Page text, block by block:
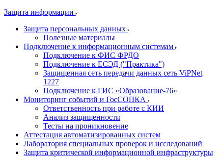
Защита информации
Защита персональных данных
Полезные материалы
Подключение к информационным системам
Подключение к ФИС ФРДО
Подключение к ЕСЭД ("Практика")
Защищенная сеть передачи данных сеть ViPNet
1227
Подключение к ГИС «Образование-76»
Мониторинг событий и ГосСОПКА
Ответственность при работе с КИИ
Анализ защищенности
Тесты на проникновение
Аттестация автоматизированных систем
Лаборатория специальных проверок и исследований
Защита критической информационной инфраструктуры